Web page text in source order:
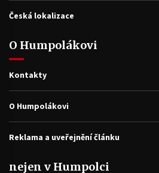
Česká lokalizace
O Humpolákovi
Kontakty
O Humpolákovi
Reklama a uveřejnění článku
nejen v Humpolci